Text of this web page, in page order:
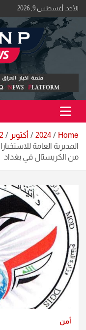
Skip
to
content
الأحد, أغسطس 9, 2026
منصة اخبار
اكبر منصة خبرية في العراق
Home
2024 أكتوبر
من الكريستال في بغداد
أمن